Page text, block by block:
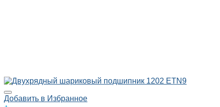
Добавить в Избранное